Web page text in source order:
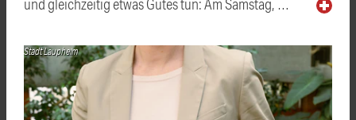
Stadt Laupheim